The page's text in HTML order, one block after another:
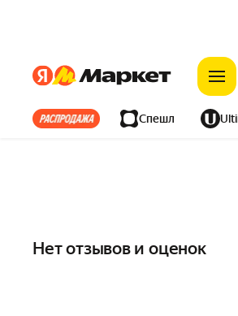
ЯндексЯндекс
Все хиты Спешл
Нет отзывов и оценок